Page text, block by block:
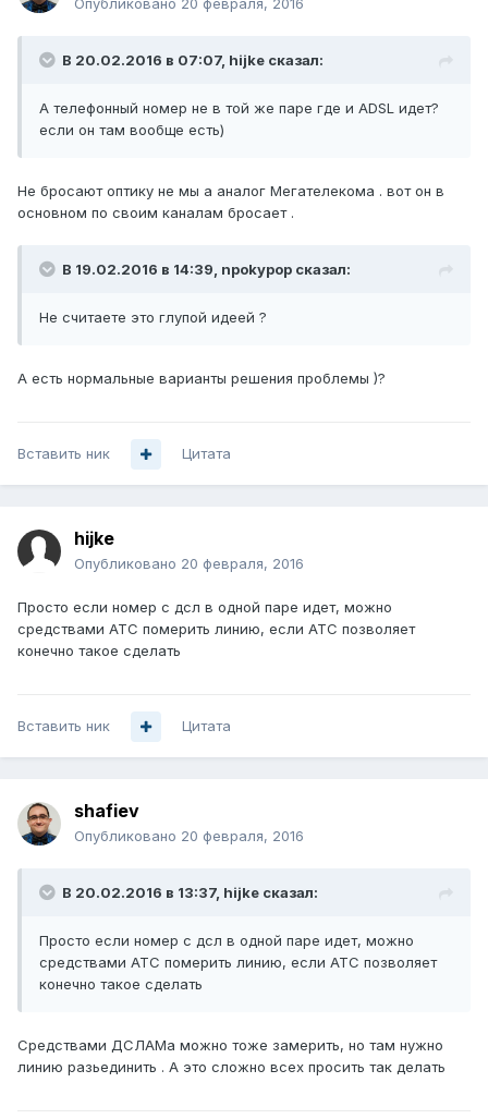
Опубликовано 20 февраля, 2016
В 20.02.2016 в 07:07, hijke сказал:
А телефонный номер не в той же паре где и ADSL идет?
если он там вообще есть)
Не бросают оптику не мы а аналог Мегателекома . вот он в
основном по своим каналам бросает .
В 19.02.2016 в 14:39, npokypop сказал:
Не считаете это глупой идеей ?
А есть нормальные варианты решения проблемы )?
Вставить ник Цитата
hijke
Опубликовано 20 февраля, 2016
Просто если номер с дсл в одной паре идет, можно
средствами АТС померить линию, если АТС позволяет
конечно такое сделать
Вставить ник Цитата
shafiev
Опубликовано 20 февраля, 2016
В 20.02.2016 в 13:37, hijke сказал:
Просто если номер с дсл в одной паре идет, можно
средствами АТС померить линию, если АТС позволяет
конечно такое сделать
Средствами ДСЛАМа можно тоже замерить, но там нужно
линию разьединить . А это сложно всех просить так делать